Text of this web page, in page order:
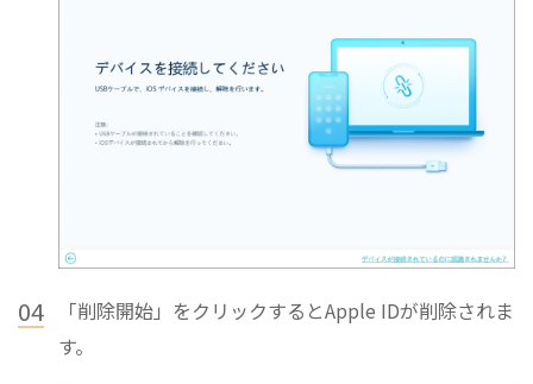
04
「削除開始」をクリックするとApple IDが削除されま
す。